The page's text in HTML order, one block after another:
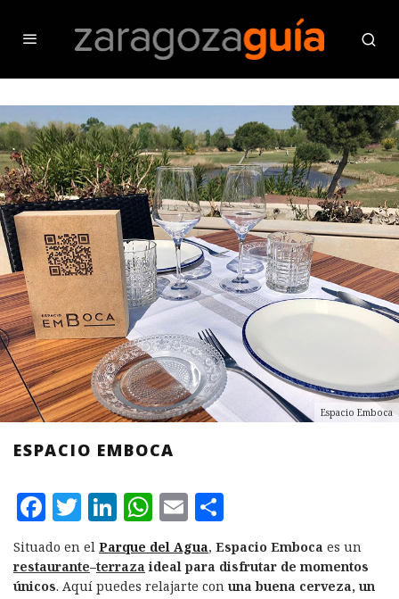
Espacio Emboca
ESPACIO EMBOCA
F
a
c
T
w
it
L
i
n
W
h
at
E
m
ai
o
m
Situado en el Parque del Agua, Espacio Emboca es un
restaurante–terraza ideal para disfrutar de momentos
únicos. Aquí puedes relajarte con una buena cerveza, un